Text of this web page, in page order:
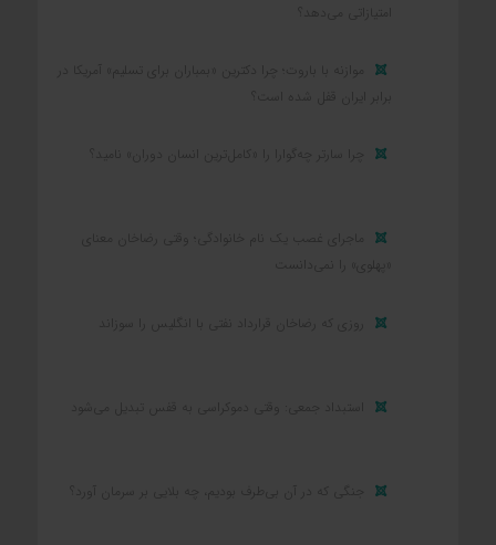
امتیازاتی می‌دهد؟
موازنه با باروت؛ چرا دکترین «بمباران برای تسلیم» آمریکا در
چرا سارتر چه‌گوارا را «کامل‌ترین انسان دوران» نامید؟
ماجرای غصب یک نام خانوادگی؛ وقتی رضاخان معنای
«پهلوی» را نمی‌دانست
جنگی که در آن بی‌طرف بودیم، چه بلایی بر سرمان آورد؟